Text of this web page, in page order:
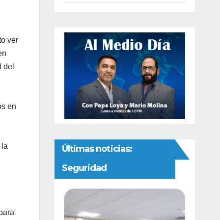
ver
del
en
Barrenador
Últimas noticias:
Seguridad